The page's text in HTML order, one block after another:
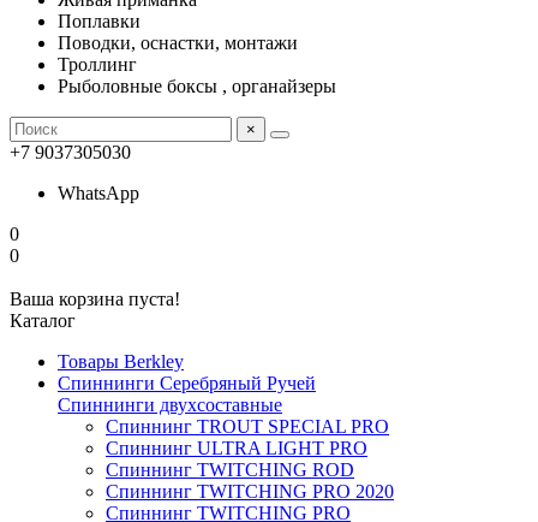
Поплавки
Поводки, оснастки, монтажи
Троллинг
Рыболовные боксы , органайзеры
×
+7 9037305030
WhatsApp
0
0
Ваша корзина пуста!
Каталог
Товары Berkley
Спиннинги Серебряный Ручей
Спиннинги двухсоставные
Спиннинг TROUT SPECIAL PRO
Спиннинг ULTRA LIGHT PRO
Спиннинг TWITCHING ROD
Спиннинг TWITCHING PRO 2020
Спиннинг TWITCHING PRO